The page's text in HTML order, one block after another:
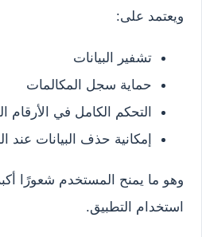
ويعتمد على:
تشفير البيانات
حماية سجل المكالمات
التحكم الكامل في الأرقام
إمكانية حذف البيانات عند
وهو ما يمنح المستخدم شعورًا أكبر
استخدام التطبيق.